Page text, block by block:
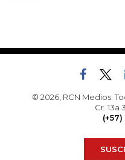
© 2026, RCN Medios.
Cr. 13a